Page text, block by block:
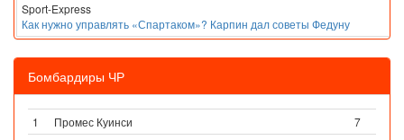
Sport-Express
Как нужно управлять «Спартаком»? Карпин дал советы Федуну
Бомбардиры ЧР
1 Промес Куинси
7